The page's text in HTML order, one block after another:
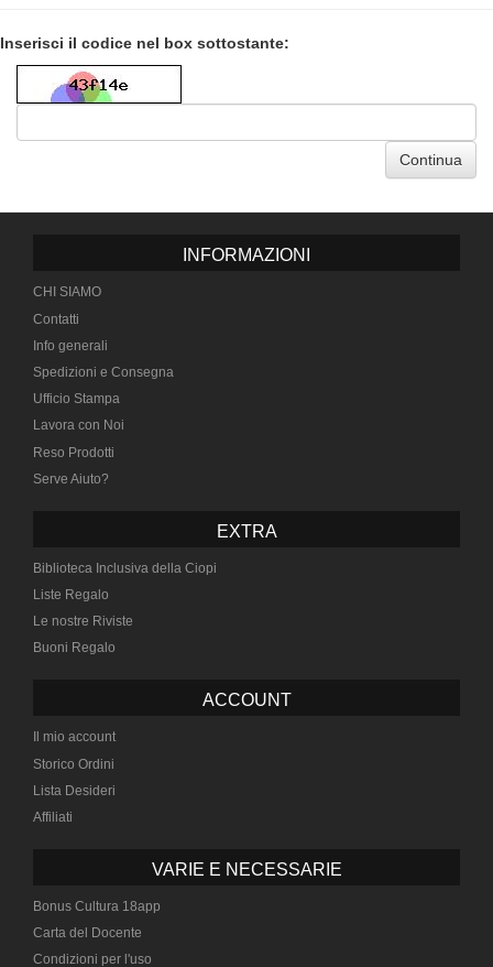
Inserisci il codice nel box sottostante:
Continua
INFORMAZIONI
CHI SIAMO
Contatti
Info generali
Spedizioni e Consegna
Ufficio Stampa
Lavora con Noi
Reso Prodotti
Serve Aiuto?
EXTRA
Biblioteca Inclusiva della Ciopi
Liste Regalo
Le nostre Riviste
Buoni Regalo
ACCOUNT
Il mio account
Storico Ordini
Lista Desideri
Affiliati
VARIE E NECESSARIE
Bonus Cultura 18app
Carta del Docente
Condizioni per l'uso